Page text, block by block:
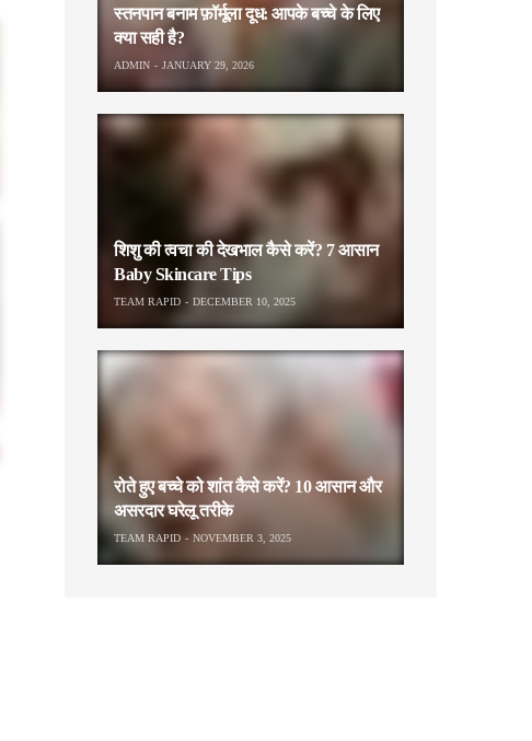
स्तनपान बनाम फ़ॉर्मूला दूध: आपके बच्चे के लिए
क्या सही है?
ADMIN JANUARY 29, 2026
शिशु की त्वचा की देखभाल कैसे करें? 7 आसान
Baby Skincare Tips
TEAM RAPID DECEMBER 10, 2025
रोते हुए बच्चे को शांत कैसे करें? 10 आसान और
असरदार घरेलू तरीके
TEAM RAPID NOVEMBER 3, 2025